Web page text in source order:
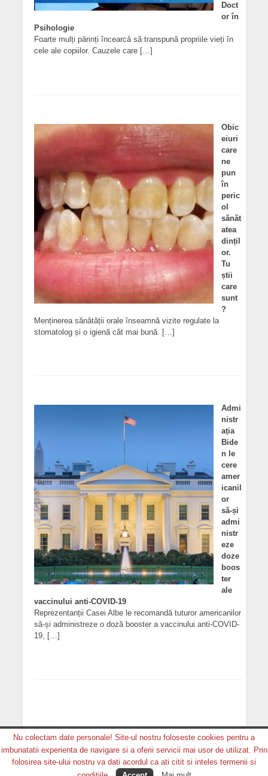
Doct
or în
Psihologie
Foarte mulți părinți încearcă să transpună propriile vieți în
cele ale copiilor. Cauzele care […]
Obic
eiuri
care
ne
pun
în
peric
ol
sănăt
atea
dințil
or.
Tu
știi
care
sunt
?
Menținerea sănătății orale înseamnă vizite regulate la
stomatolog și o igienă cât mai bună. […]
Admi
nistr
ația
Bide
n le
cere
amer
icanil
or
să-și
admi
nistr
eze
doze
boos
ter
ale
vaccinului anti-COVID-19
Reprezentanții Casei Albe le recomandă tuturor americanilor
să-și administreze o doză booster a vaccinului anti-COVID-
19, […]
Copyright © 2026. MEDIA GRUP PRODUCTION. Toate
drepturile rezervate.
Nu colectam date personale! Site-ul nostru foloseste cookies pentru a
imbunatatii experienta de navigare si a oferii servicii mai usor de utilizat. Prin
folosirea site-ului nostru va dati acordul ca ati citit si inteles termenii si